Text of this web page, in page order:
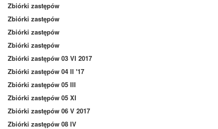
Zbiórki zastępów
Zbiórki zastępów
Zbiórki zastępów
Zbiórki zastępów
Zbiórki zastępów 03 VI 2017
Zbiórki zastępów 04 II '17
Zbiórki zastępów 05 III
Zbiórki zastępów 05 XI
Zbiórki zastępów 06 V 2017
Zbiórki zastępów 08 IV